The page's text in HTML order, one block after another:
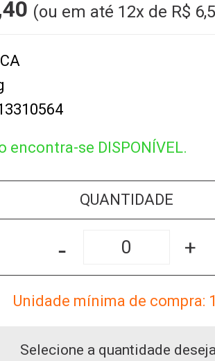
(ou em até 12x de R$
encontra-se DISPONÍVEL.
QUANTIDADE
- +
Unidade mínima de compra:
Selecione a quantidade